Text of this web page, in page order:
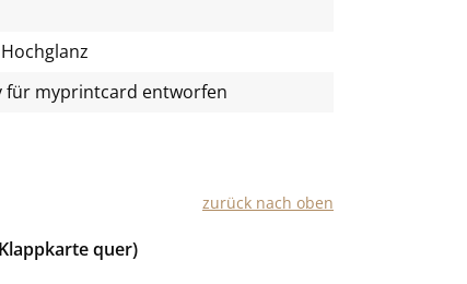
für myprintcard entworfen
zurück nach oben
quer)